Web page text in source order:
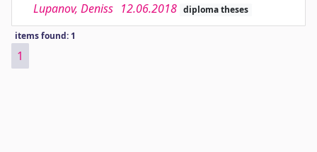
Lupanov, Deniss 12.06.2018 diploma theses
items found: 1
1